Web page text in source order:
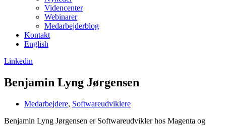
Videncenter
Webinarer
Medarbejderblog
Kontakt
English
Linkedin
Benjamin Lyng Jørgensen
Medarbejdere, Softwareudviklere
Benjamin Lyng Jørgensen er Softwareudvikler hos Magenta og